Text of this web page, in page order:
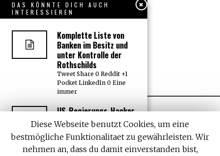
KONTAKT
Über uns, den “Wächter”
Diese Webseite benutzt Cookies, um eine
bestmögliche Funktionalitaet zu gewährleisten. Wir
nehmen an, dass du damit einverstanden bist,
DAS KÖNNTE DICH AUCH
INTERESSIEREN
Komplette Liste von
Banken im Besitz und
unter Kontrolle der
Rothschilds
Tweet Share 0 Reddit +1
Pocket LinkedIn 0 Eine
immer
US-Regierungs-Hacker
übernehmen aus
Distanz Kontrolle über
Boeing 757 auf Rollfeld
– Piloten ahnungslos